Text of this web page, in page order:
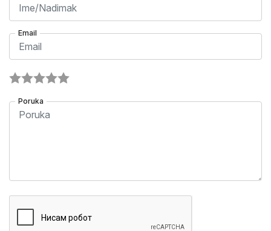
Email
Poruka